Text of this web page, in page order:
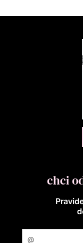
chci